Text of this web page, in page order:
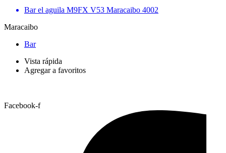
Bar el aguila M9FX V53 Maracaibo 4002
Maracaibo
Bar
Vista rápida
Agregar a favoritos
Facebook-f